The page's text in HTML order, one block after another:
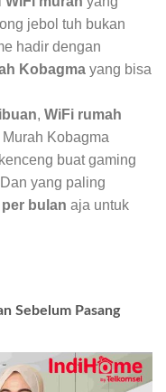
jebol tuh bukan
hadir dengan
Kobagma yang bisa
, WiFi rumah
Kobagma
buat gaming
yang paling
bulan aja untuk
Sebelum Pasang